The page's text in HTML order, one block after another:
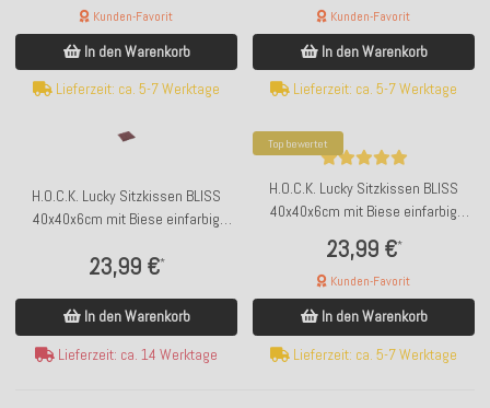
Kunden-Favorit
In den Warenkorb
Lieferzeit: ca. 5-7 Werktage
Kunden-Favorit
In den Warenkorb
Lieferzeit: ca. 5-7 Werktage
H.O.C.K. Lucky Sitzkissen BLISS
40x40x6cm mit Biese einfarbig
23,99 €*
In den Warenkorb
Lieferzeit: ca. 14 Werktage
Top bewertet
H.O.C.K. Lucky Sitzkissen BLISS
40x40x6cm mit Biese einfarbig
23,99 €*
Kunden-Favorit
In den Warenkorb
Lieferzeit: ca. 5-7 Werktage